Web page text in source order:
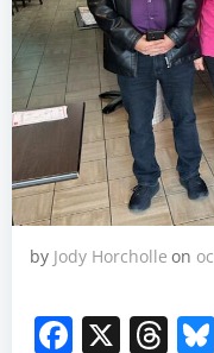
by Jody Horcholle on
X